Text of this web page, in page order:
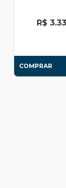
R$
COMPRAR